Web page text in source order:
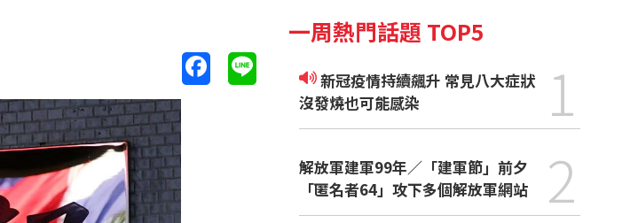
一周熱門話題 TOP5
新冠疫情持續飆升 常見八大症狀
沒發燒也可能感染
1
解放軍建軍99年／「建軍節」前夕
「匿名者64」攻下多個解放軍網站
2